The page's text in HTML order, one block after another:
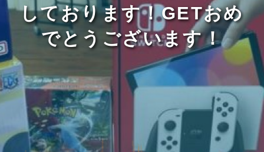
しております！GETおめ
でとうございます！